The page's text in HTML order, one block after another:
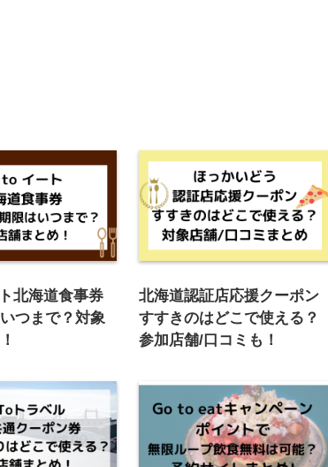
北海道食事券
つまで？対象
北海道認証店応援クーポン
すすきのはどこで使える？
参加店舗/口コミも！